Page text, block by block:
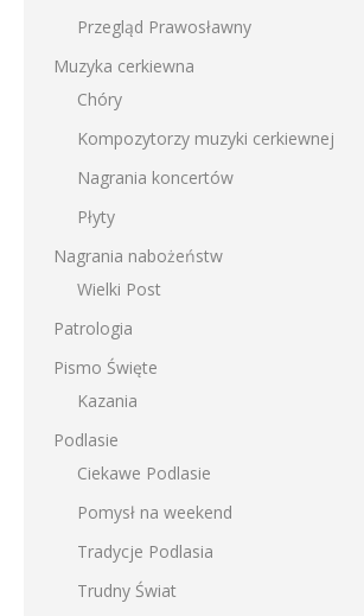
Przegląd Prawosławny
Muzyka cerkiewna
Chóry
Kompozytorzy muzyki cerkiewnej
Nagrania koncertów
Płyty
Nagrania nabożeństw
Wielki Post
Patrologia
Pismo Święte
Kazania
Podlasie
Ciekawe Podlasie
Pomysł na weekend
Tradycje Podlasia
Trudny Świat